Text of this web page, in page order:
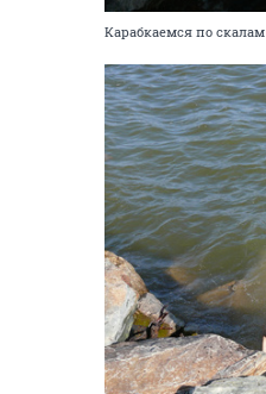
Карабкаемся по скалам